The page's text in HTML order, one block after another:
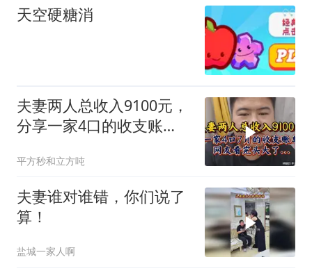
天空硬糖消
夫妻两人总收入9100元，
分享一家4口的收支账
平方秒和立方吨
夫妻谁对谁错，你们说了
算！
盐城一家人啊